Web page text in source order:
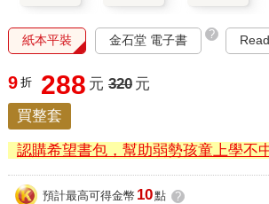
紙本平裝 金石堂 電子書 ?
9 折 288 元 320 元
買整套
認購希望書包，幫助弱勢孩童上學不
預計最高可得金幣 10點 ?